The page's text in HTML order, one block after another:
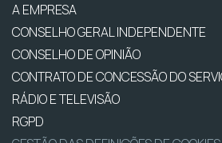
A EMPRESA
CONSELHO GERAL INDEPENDENTE
CONSELHO DE OPINIÃO
CONTRATO DE CONCESSÃO DO
RÁDIO E TELEVISÃO
RGPD